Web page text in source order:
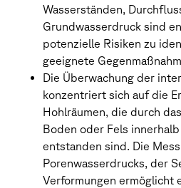
Wasserständen,
Grundwasserdruck sind
potenzielle Risiken zu
geeignete
Die Überwachung der
konzentriert sich auf die
Hohlräumen, die durch
Boden oder Fels
entstanden sind. Die
Porenwasserdrucks, der
Verformungen ermöglicht